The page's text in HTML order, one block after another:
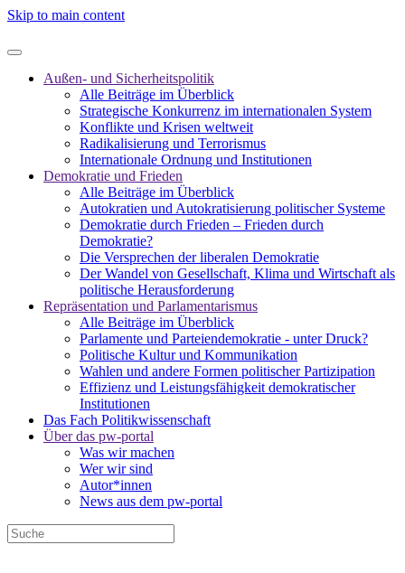
Skip to main content
Außen- und Sicherheitspolitik
Alle Beiträge im Überblick
Strategische Konkurrenz im internationalen System
Konflikte und Krisen weltweit
Radikalisierung und Terrorismus
Internationale Ordnung und Institutionen
Demokratie und Frieden
Alle Beiträge im Überblick
Autokratien und Autokratisierung politischer Systeme
Demokratie durch Frieden – Frieden durch
Demokratie?
Die Versprechen der liberalen Demokratie
Der Wandel von Gesellschaft, Klima und Wirtschaft als
politische Herausforderung
Repräsentation und Parlamentarismus
Alle Beiträge im Überblick
Parlamente und Parteiendemokratie - unter Druck?
Politische Kultur und Kommunikation
Wahlen und andere Formen politischer Partizipation
Effizienz und Leistungsfähigkeit demokratischer
Institutionen
Das Fach Politikwissenschaft
Über das pw-portal
Was wir machen
Wer wir sind
Autor*innen
News aus dem pw-portal